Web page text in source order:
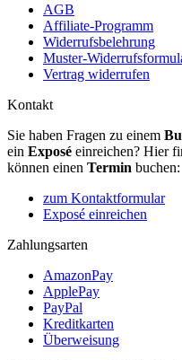
AGB
Affiliate-Programm
Widerrufsbelehrung
Muster-
Vertrag widerrufen
Kontakt
Sie haben Fragen zu einem
ein Exposé einreichen? Hier
können einen Termin buchen:
zum Kontaktformular
Exposé einreichen
Zahlungsarten
AmazonPay
ApplePay
PayPal
Kreditkarten
Überweisung